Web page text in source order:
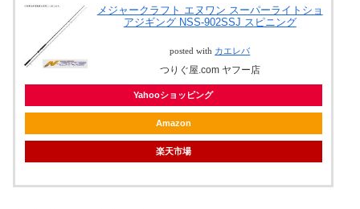
メジャークラフト エヌワン スーパーライトショ
アジギング NSS-902SSJ スピニング
posted with カエレバ
つりぐ屋.com ヤフー店
Yahooショッピング
Amazon
楽天市場